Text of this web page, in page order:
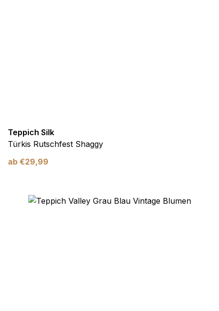
Teppich Silk
Türkis Rutschfest Shaggy
ab €29,99